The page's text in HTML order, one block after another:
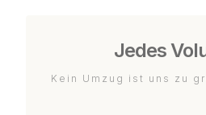
Jedes
Kein Umzug ist uns zu